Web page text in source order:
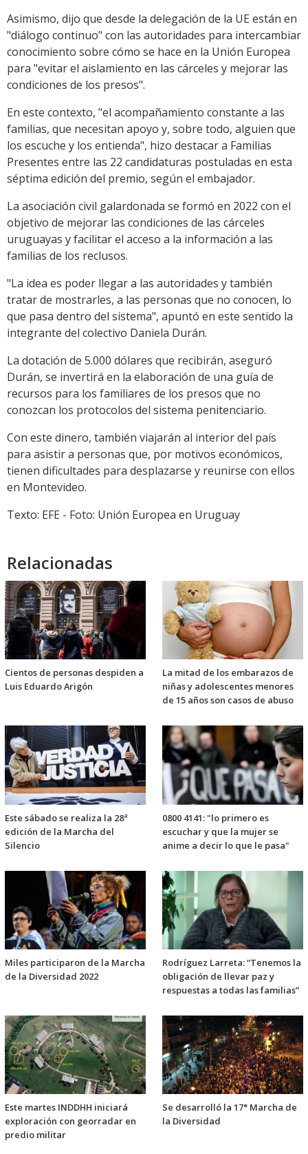
Asimismo, dijo que desde la delegación de la UE están en
"diálogo continuo" con las autoridades para intercambiar
conocimiento sobre cómo se hace en la Unión Europea
para "evitar el aislamiento en las cárceles y mejorar las
condiciones de los presos".
En este contexto, "el acompañamiento constante a las
familias, que necesitan apoyo y, sobre todo, alguien que
los escuche y los entienda", hizo destacar a Familias
Presentes entre las 22 candidaturas postuladas en esta
séptima edición del premio, según el embajador.
La asociación civil galardonada se formó en 2022 con el
objetivo de mejorar las condiciones de las cárceles
uruguayas y facilitar el acceso a la información a las
familias de los reclusos.
"La idea es poder llegar a las autoridades y también
tratar de mostrarles, a las personas que no conocen, lo
que pasa dentro del sistema", apuntó en este sentido la
integrante del colectivo Daniela Durán.
La dotación de 5.000 dólares que recibirán, aseguró
Durán, se invertirá en la elaboración de una guía de
recursos para los familiares de los presos que no
conozcan los protocolos del sistema penitenciario.
Con este dinero, también viajarán al interior del país
para asistir a personas que, por motivos económicos,
tienen dificultades para desplazarse y reunirse con ellos
en Montevideo.
Texto: EFE - Foto: Unión Europea en Uruguay
Relacionadas
Cientos de personas despiden a
Luis Eduardo Arigón
La mitad de los embarazos de
niñas y adolescentes menores
de 15 años son casos de abuso
Este sábado se realiza la 28ª
edición de la Marcha del
Silencio
0800 4141: "lo primero es
escuchar y que la mujer se
anime a decir lo que le pasa"
Miles participaron de la Marcha
de la Diversidad 2022
Rodríguez Larreta: “Tenemos la
obligación de llevar paz y
respuestas a todas las familias”
Este martes INDDHH iniciará
exploración con georradar en
predio militar
Se desarrolló la 17° Marcha de
la Diversidad